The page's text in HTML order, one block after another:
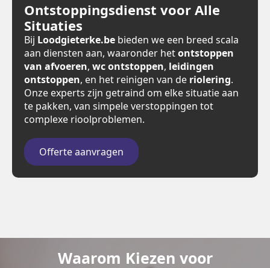
Ontstoppingsdienst voor Alle
Situaties
Bij Loodgieterke.be bieden we een breed scala
aan diensten aan, waaronder hetontstoppen
van afvoeren, wc ontstoppen, leidingen
ontstoppen, en het reinigen van de riolering.
Onze experts zijn getraind om elke situatie aan
te pakken, van simpele verstoppingen tot
complexe rioolproblemen.
Offerte aanvragen
Waarom Kiezen voor